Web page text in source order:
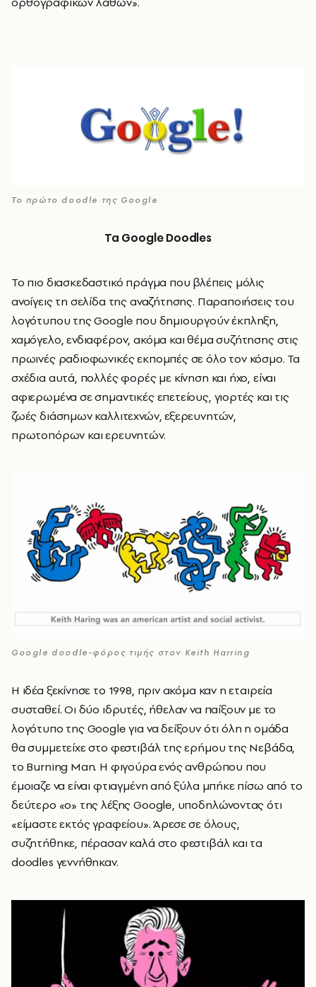
Το πρώτο doodle της Google
Τα Google Doodles
Το πιο διασκεδαστικό πράγμα που βλέπεις μόλις
ανοίγεις τη σελίδα της αναζήτησης. Παραποιήσεις του
λογότυπου της Google που δημιουργούν έκπληξη,
χαμόγελο, ενδιαφέρον, ακόμα και θέμα συζήτησης στις
πρωινές ραδιοφωνικές εκπομπές σε όλο τον κόσμο. Τα
σχέδια αυτά, πολλές φορές με κίνηση και ήχο, είναι
αφιερωμένα σε σημαντικές επετείους, γιορτές και τις
ζωές διάσημων καλλιτεχνών, εξερευνητών,
πρωτοπόρων και ερευνητών.
Google doodle-φόρος τιμής στον Keith Harring
Η ιδέα ξεκίνησε το 1998, πριν ακόμα καν η εταιρεία
συσταθεί. Οι δύο ιδρυτές, ήθελαν να παίξουν με το
λογότυπο της Google για να δείξουν ότι όλη η ομάδα
θα συμμετείχε στο φεστιβάλ της ερήμου της Νεβάδα,
το Burning Man. Η φιγούρα ενός ανθρώπου που
έμοιαζε να είναι φτιαγμένη από ξύλα μπήκε πίσω από το
δεύτερο «ο» της λέξης Google, υποδηλώνοντας ότι
«είμαστε εκτός γραφείου». Άρεσε σε όλους,
συζητήθηκε, πέρασαν καλά στο φεστιβάλ και τα
doodles γεννήθηκαν.